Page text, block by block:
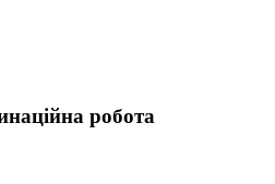
робота